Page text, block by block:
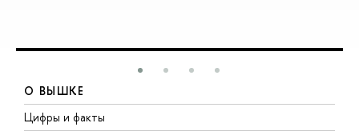
О ВЫШКЕ
Цифры и факты